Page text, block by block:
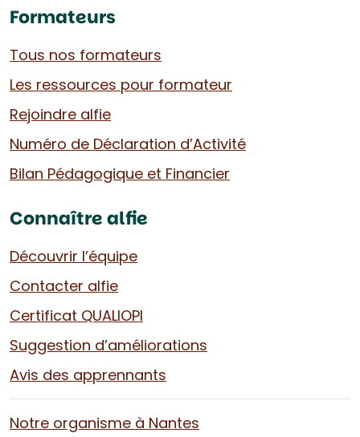
Formateurs
Tous nos formateurs
Les ressources pour formateur
Rejoindre alfie
Numéro de Déclaration d’Activité
Bilan Pédagogique et Financier
Connaître alfie
Découvrir l’équipe
Contacter alfie
Certificat QUALIOPI
Suggestion d’améliorations
Avis des apprennants
Notre organisme à Nantes